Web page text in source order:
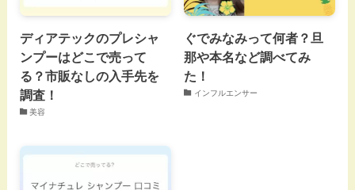
ディアテックのプレシャ
ンプーはどこで売って
る？市販なしの入手先を
調査！
美容
ぐでみなみって何者？旦
那や本名など調べてみ
た！
インフルエンサー